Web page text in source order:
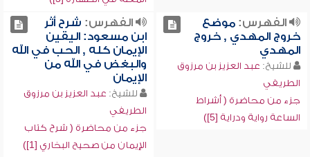
الفهرس:موضع
خروج المهدي , خروج
المهدي
للشيخ: عبد العزيز بن مرزوق
الطريفي
جزء من محاضرة ( أشراط
الساعة رواية ودراية [5])
الفهرس: شرح أثر
ابن مسعود: اليقين
الإيمان كله , الحب في الله
والبغض في الله من
الإيمان
للشيخ: عبد العزيز بن مرزوق
الطريفي
جزء من محاضرة ( شرح كتاب
الإيمان من صحيح البخاري [1])